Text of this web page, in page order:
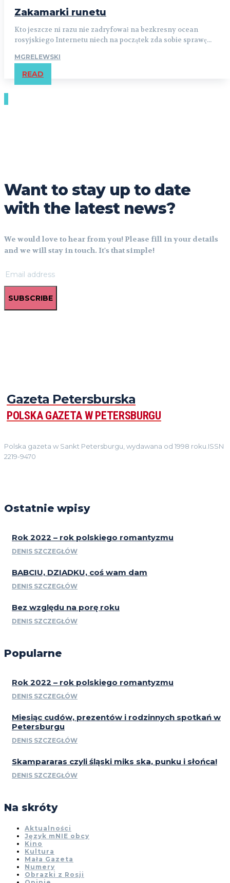
Zakamarki runetu
Kto jeszcze ni razu nie zadryfował na bezkresny ocean
rosyjskiego Internetu niech na początek zda sobie sprawę...
MGRELEWSKI
READ
Want to stay up to date
with the latest news?
We would love to hear from you! Please fill in your details
and we will stay in touch. It's that simple!
SUBSCRIBE
Gazeta Petersburska
POLSKA GAZETA W PETERSBURGU
Polska gazeta w Sankt Petersburgu, wydawana od 1998 roku.ISSN
2219-9470
Ostatnie wpisy
Rok 2022 – rok polskiego romantyzmu
DENIS SZCZEGŁÓW
BABCIU, DZIADKU, coś wam dam
DENIS SZCZEGŁÓW
Bez względu na porę roku
DENIS SZCZEGŁÓW
Popularne
Rok 2022 – rok polskiego romantyzmu
DENIS SZCZEGŁÓW
Miesiąc cudów, prezentów i rodzinnych spotkań w
Petersburgu
DENIS SZCZEGŁÓW
Skampararas czyli śląski miks ska, punku i słońca!
DENIS SZCZEGŁÓW
Na skróty
Aktualności
Język mNIE obcy
Kino
Kultura
Mała Gazeta
Numery
Obrazki z Rosji